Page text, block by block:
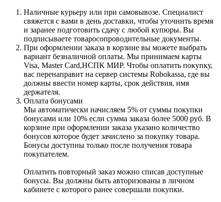
Наличные курьеру или при самовывозе. Специалист
свяжется с вами в день доставки, чтобы уточнить время
и заранее подготовить сдачу с любой купюры. Вы
подписываете товаросопроводительные документы.
При оформлении заказа в корзине вы можете выбрать
вариант безналичной оплаты. Мы принимаем карты
Visa, Master Card,НСПК МИР. Чтобы оплатить покупку,
вас перенаправит на сервер системы Robokassa, где вы
должны ввести номер карты, срок действия, имя
держателя.
Оплата бонусами
Мы автоматически начисляем 5% от суммы покупки
бонусами или 10% если сумма заказа более 5000 руб. В
корзине при оформлении заказа указано количество
бонусов которое будет зачислено за покупку товара.
Бонусы доступны только после получения товара
покупателем.
Оплатить повторный заказ можно списав доступные
бонусы. Вы должны быть авторизованы в личном
кабинете с которого ранее совершали покупки.